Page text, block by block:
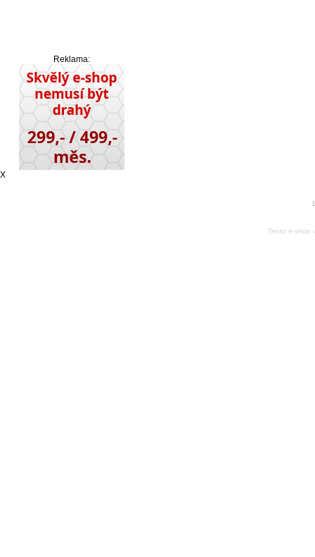
Reklama:
X
Tento e-shop